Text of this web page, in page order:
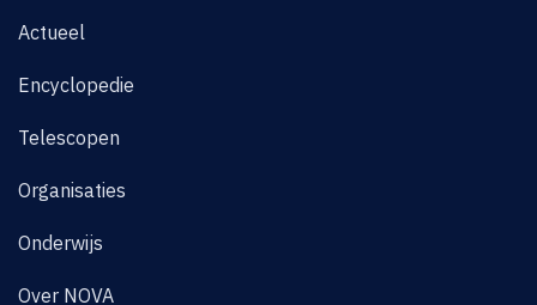
Actueel
Encyclopedie
Telescopen
Organisaties
Onderwijs
Over NOVA